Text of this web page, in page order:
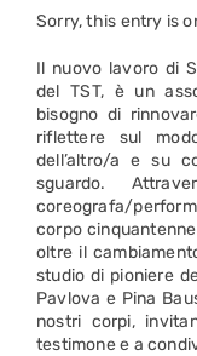
Sorry, this entry is
Il nuovo lavoro di
del TST, è un
bisogno di
riflettere sul
dell’altro/a e su
sguardo.
coreografa/
corpo
oltre il
studio di pioniere
Pavlova e Pina
nostri corpi,
testimone e a